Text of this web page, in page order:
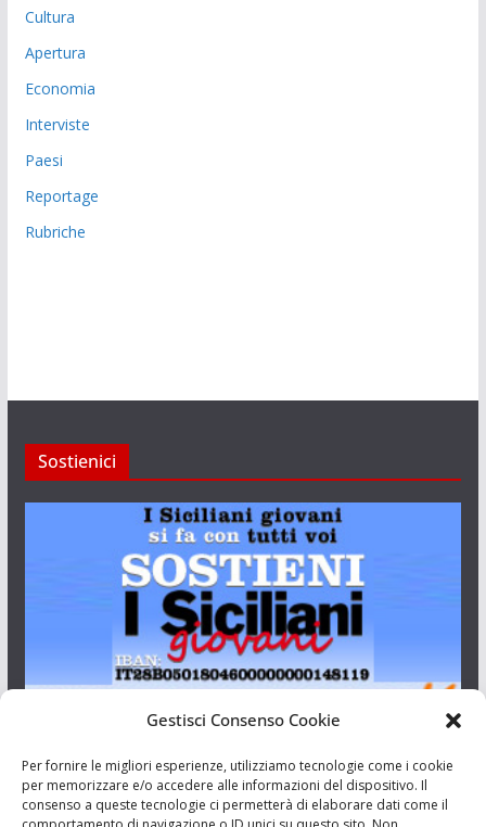
Gestisci Consenso Cookie
Per fornire le migliori esperienze, utilizziamo tecnologie come i cookie
per memorizzare e/o accedere alle informazioni del dispositivo. Il
consenso a queste tecnologie ci permetterà di elaborare dati come il
Cultura
Apertura
Economia
Interviste
Paesi
Reportage
Rubriche
Sostienici
Aut. del tribunale di Catania n.23/2011 del 20/09/2011 Dir.